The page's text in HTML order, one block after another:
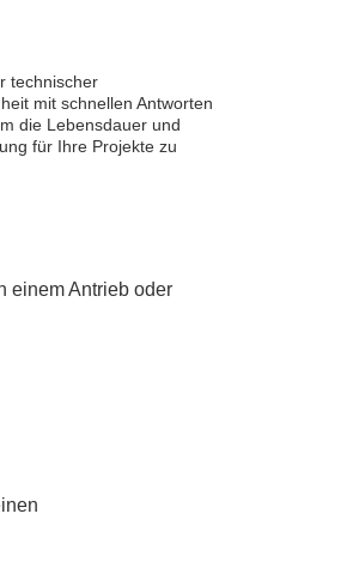
technischer
mit schnellen Antworten
die Lebensdauer und
für Ihre Projekte zu
einem Antrieb oder